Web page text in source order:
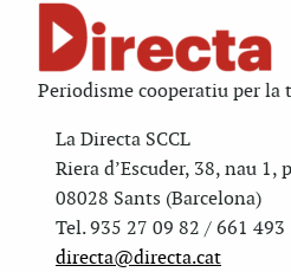
Periodisme cooperatiu per la
La Directa SCCL
Riera d’Escuder, 38, nau 1,
08028 Sants (Barcelona)
Tel. 935 27 09 82 / 661 493
directa@directa.cat